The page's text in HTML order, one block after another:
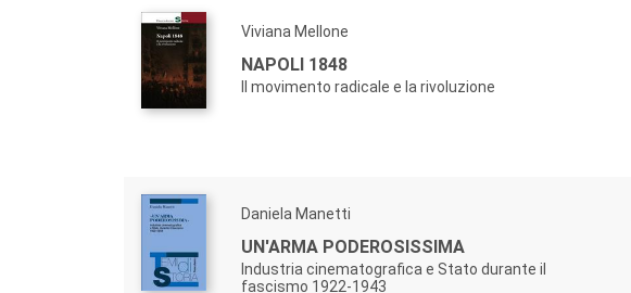
Viviana Mellone
NAPOLI 1848
Il movimento radicale e la rivoluzione
Daniela Manetti
UN'ARMA PODEROSISSIMA
Industria cinematografica e Stato durante il
fascismo 1922-1943